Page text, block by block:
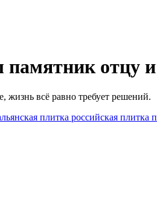
памятник отцу
жизнь всё равно требует решений.
плитка российская плитка